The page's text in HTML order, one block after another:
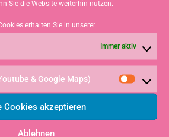
Sie die Website weiterhin nutzen.
erhalten Sie in unserer
Immer aktiv
& Google Maps)
Cookies akzeptieren
Ablehnen